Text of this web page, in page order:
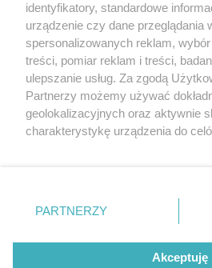
2 / 0
Nie zapomnij
zapoznać się z:
polityką prywatności
Twojemiasto
Piekary Śląskie
Chorzów
Tarnowskie Góry
Gliwice
identyfikatory, standardowe
urządzenie czy dane przeglądania
spersonalizowanych reklam,
treści, pomiar reklam i treści,
ulepszanie usług. Za zgodą
Partnerzy możemy używać
geolokalizacyjnych oraz aktywnie
charakterystykę urządzenia do
zmienić/wycofać klikając przycisk
znajdujący się w lewym dolnym
rodzaje przetwarzania danych nie
użytkownika, ale masz prawo
PARTNERZY
Akceptuję